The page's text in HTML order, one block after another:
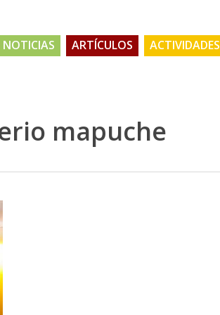
NOTICIAS ARTÍCULOS ACTIVIDADES
mapuche